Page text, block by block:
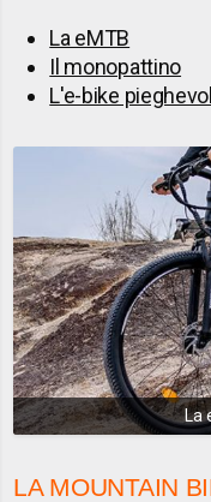
La eMTB
Il monopattino
L'e-bike
La
LA MOUNTAIN